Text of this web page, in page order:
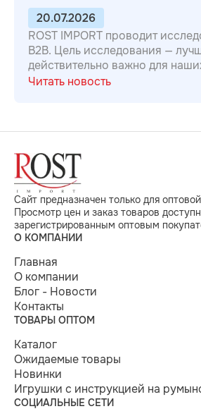
20.07.2026
ROST IMPORT проводит
B2B. Цель исследования — лучше понять, что
действительно важно для
при выборе поставщика, чтобы
Читать новость
Сайт предназначен только для
Просмотр цен и заказ товаров
зарегистрированным оптовым
О КОМПАНИИ
Главная
О компании
Блог - Новости
Контакты
ТОВАРЫ ОПТОМ
Каталог
Ожидаемые товары
Новинки
Игрушки с инструкцией на
СОЦИАЛЬНЫЕ СЕТИ